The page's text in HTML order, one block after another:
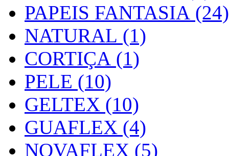
PAPEIS FANTASIA (24)
NATURAL (1)
CORTIÇA (1)
PELE (10)
GELTEX (10)
GUAFLEX (4)
NOVAFLEX (5)